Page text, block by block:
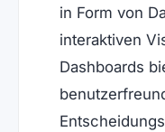
in Form von
interaktiven
Dashboards